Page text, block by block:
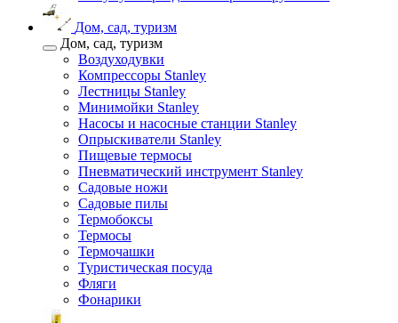
Дом, сад, туризм
Дом, сад, туризм
Воздуходувки
Компрессоры Stanley
Лестницы Stanley
Минимойки Stanley
Насосы и насосные станции Stanley
Опрыскиватели Stanley
Пищевые термосы
Пневматический инструмент Stanley
Садовые ножи
Садовые пилы
Термобоксы
Термосы
Термочашки
Туристическая посуда
Фляги
Фонарики